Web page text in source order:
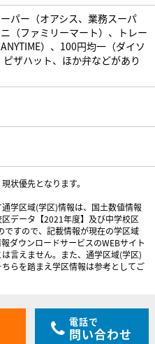
パー（オアシス、業務スーパ
（ファミリーマート）、トレー
）、100円均一（ダイソ
ピザハット、ほか弁などがあり
状優先となります。
学区域(学区)情報は、国土数値情報
データ【2021年度】及び中学校区
すので、記載情報が現在の学区域
ダウンロードサービスのWEBサイト
言えません。また、通学区域(学区)
らを踏まえ学区情報は参考としてご
電話で
問い合わせ